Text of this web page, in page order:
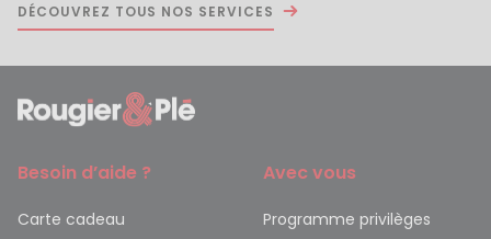
DÉCOUVREZ TOUS NOS SERVICES
Besoin d’aide ?
Carte cadeau
Avec vous
Programme privilèges